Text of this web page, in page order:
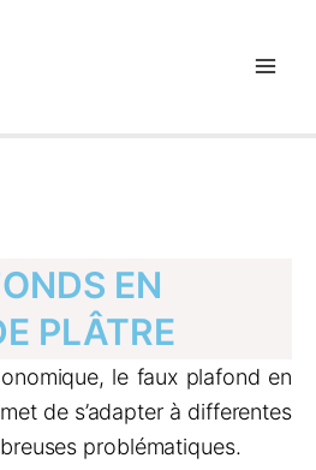
EN
PLÂTRE
le faux plafond en
de s’adapter à differentes
problématiques.